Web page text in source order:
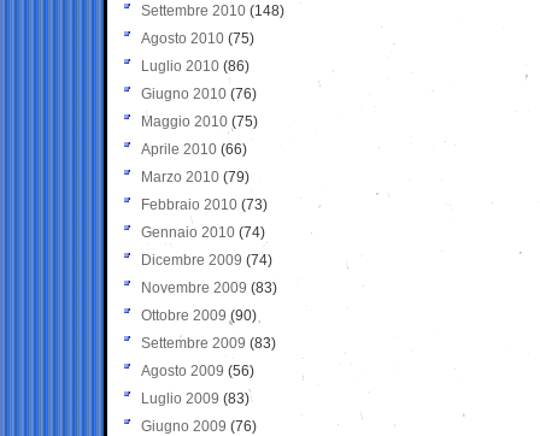
Settembre 2010 (148)
Agosto 2010 (75)
Luglio 2010 (86)
Giugno 2010 (76)
Maggio 2010 (75)
Aprile 2010 (66)
Marzo 2010 (79)
Febbraio 2010 (73)
Gennaio 2010 (74)
Dicembre 2009 (74)
Novembre 2009 (83)
Ottobre 2009 (90)
Settembre 2009 (83)
Agosto 2009 (56)
Luglio 2009 (83)
Giugno 2009 (76)